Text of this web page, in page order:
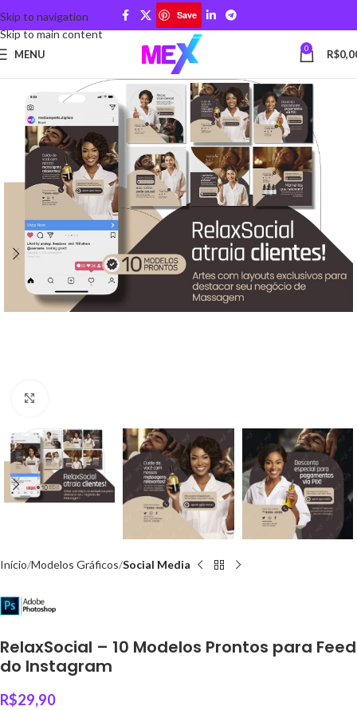
Skip to navigation
Skip to main content
Save
MENU 0 R$
Início Modelos Gráficos Social Media
RelaxSocial – 10 Modelos Prontos para Feed
do Instagram
R$29,90